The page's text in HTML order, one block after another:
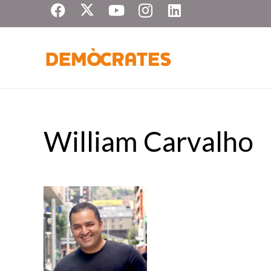
William Carvalho